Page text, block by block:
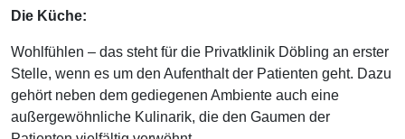
Die Küche:
Wohlfühlen – das steht für die Privatklinik Döbling an erster
Stelle, wenn es um den Aufenthalt der Patienten geht. Dazu
gehört neben dem gediegenen Ambiente auch eine
außergewöhnliche Kulinarik, die den Gaumen der